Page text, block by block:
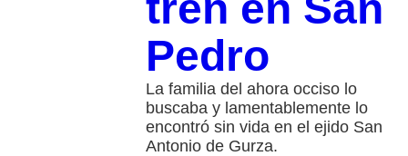
Pedro
La familia del ahora occiso lo
buscaba y lamentablemente lo
encontró sin vida en el ejido San
Antonio de Gurza.